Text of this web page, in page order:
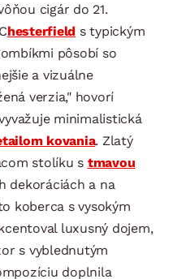
cigár do 21.
hesterfield s typickým
pôsobí so
a vizuálne
verzia," hovorí
minimalistická
kovania. Zlatý
stolíku s tmavou
dekoráciách a na
koberca s vysokým
luxusný dojem,
s vyblednutým
doplnila